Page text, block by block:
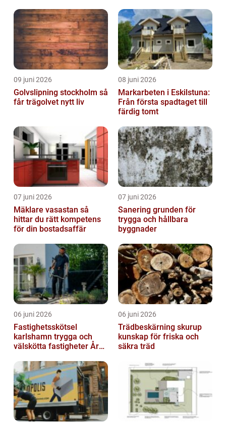
09 juni 2026
Golvslipning stockholm så
får trägolvet nytt liv
08 juni 2026
Markarbeten i Eskilstuna:
Från första spadtaget till
färdig tomt
07 juni 2026
Mäklare vasastan så
hittar du rätt kompetens
för din bostadsaffär
07 juni 2026
Sanering grunden för
trygga och hållbara
byggnader
06 juni 2026
Fastighetsskötsel
karlshamn trygga och
välskötta fastigheter Året
06 juni 2026
Trädbeskärning skurup
kunskap för friska och
säkra träd